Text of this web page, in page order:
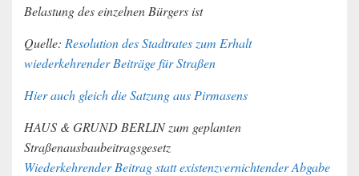
Belastung des einzelnen Bürgers ist
Quelle: Resolution des Stadtrates zum Erhalt
wiederkehrender Beiträge für Straßen
Hier auch gleich die Satzung aus Pirmasens
HAUS & GRUND BERLIN zum geplanten
Straßenausbaubeitragsgesetz
Wiederkehrender Beitrag statt existenzvernichtender Abgabe